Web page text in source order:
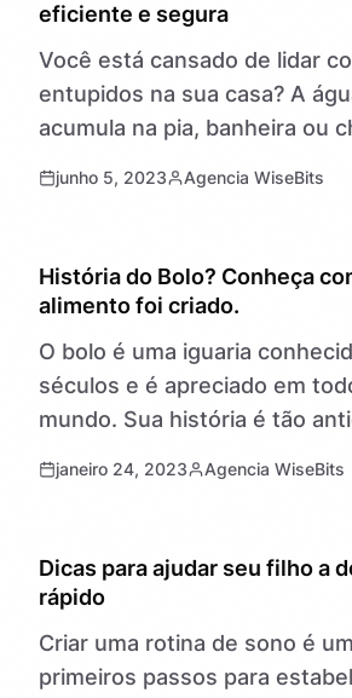
eficiente e segura
Você está cansado de lidar
entupidos na sua casa? A
acumula na pia, banheira ou
antes de…
junho 5, 2023 Agencia WiseBits
NOTÍCIAS
História do Bolo? Conheça
alimento foi criado.
O bolo é uma iguaria
séculos e é apreciado em
mundo. Sua história é tão
primeiras receitas…
janeiro 24, 2023 Agencia WiseBits
NOTÍCIAS
Dicas para ajudar seu filho a
rápido
Criar uma rotina de sono é
primeiros passos para